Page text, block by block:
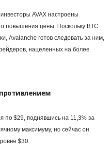
AVAX настроены
повышения цены. Поскольку BTC
Avalanche готов следовать за ним,
нацеленных на более
по $29, поднявшись на 11,3% за
максимуму, но сейчас он
$30.